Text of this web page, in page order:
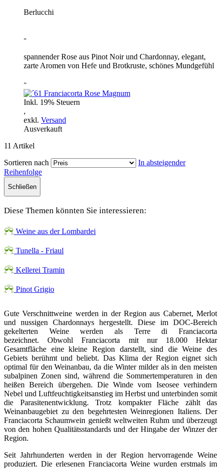
Berlucchi
“
spannender Rose aus Pinot Noir und Chardonnay, elegant,
zarte Aromen von Hefe und Brotkruste, schönes Mundgefühl
”
Inkl. 19% Steuern
,
exkl. Versand
Ausverkauft
11 Artikel
Sortieren nach
In absteigender
Reihenfolge
Schließen
Diese Themen könnten Sie interessieren:
Weine aus der Lombardei
Tunella - Friaul
Kellerei Tramin
Pinot Grigio
Gute Verschnittweine werden in der Region aus Cabernet, Merlot
und nussigen Chardonnays hergestellt. Diese im DOC-Bereich
gekelterten Weine werden als Terre di Franciacorta
bezeichnet. Obwohl Franciacorta mit nur 18.000 Hektar
Gesamtfläche eine kleine Region darstellt, sind die Weine des
Gebiets berühmt und beliebt. Das Klima der Region eignet sich
optimal für den Weinanbau, da die Winter milder als in den meisten
subalpinen Zonen sind, während die Sommertemperaturen in den
heißen Bereich übergehen. Die Winde vom Iseosee verhindern
Nebel und Luftfeuchtigkeitsanstieg im Herbst und unterbinden somit
die Parasitenentwicklung. Trotz kompakter Fläche zählt das
Weinanbaugebiet zu den begehrtesten Weinregionen Italiens. Der
Franciacorta Schaumwein genießt weltweiten Ruhm und überzeugt
von den hohen Qualitätsstandards und der Hingabe der Winzer der
Region.
Seit Jahrhunderten werden in der Region hervorragende Weine
produziert. Die erlesenen Franciacorta Weine wurden erstmals im